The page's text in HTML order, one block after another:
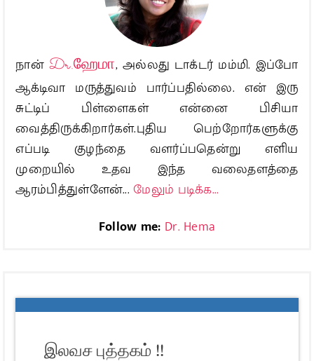
நான்Dr.ஹேமா, அல்லது டாக்டர் மம்மி. இப்போ
ஆக்டிவா மருத்துவம் பார்ப்பதில்லை. என் இரு
சுட்டிப் பிள்ளைகள் என்னை பிசியா
வைத்திருக்கிறார்கள்.புதிய பெற்றோர்களுக்கு
எப்படி குழந்தை வளர்ப்பதென்று எளிய
முறையில் உதவ இந்த வலைதளத்தை
ஆரம்பித்துள்ளேன்...மேலும் படிக்க...
Follow me: Dr. Hema
இலவச புத்தகம் !!